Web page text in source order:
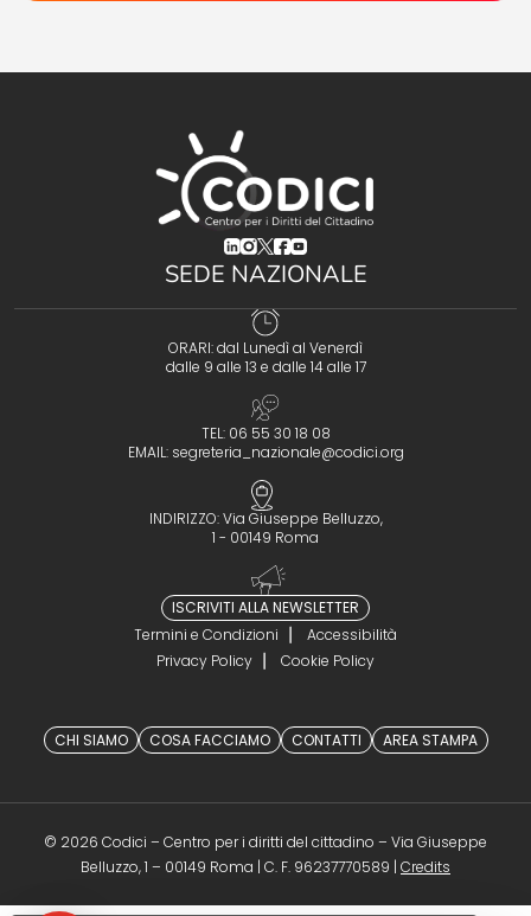
(opens in a new tab)
(opens in a new tab)
(opens in a new tab)
(opens in a new tab)
(opens in a new tab)
SEDE NAZIONALE
ORARI: dal Lunedì al Venerdì
dalle 9 alle 13 e dalle 14 alle 17
TEL: 06 55 30 18 08
EMAIL: segreteria_nazionale@codici.org
INDIRIZZO: Via Giuseppe Belluzzo,
1 - 00149 Roma
ISCRIVITI ALLA NEWSLETTER
Termini e Condizioni
Accessibilità
Privacy Policy
Cookie Policy
CHI SIAMO COSA FACCIAMO CONTATTI AREA STAMPA
© 2026 Codici – Centro per i diritti del cittadino – Via Giuseppe
Belluzzo, 1 – 00149 Roma | C. F. 96237770589 | Credits